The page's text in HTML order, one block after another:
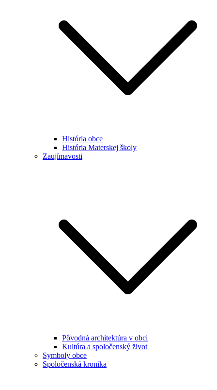
História obce
História Materskej školy
Zaujímavosti
Pôvodná architektúra v obci
Kultúra a spoločenský život
Symboly obce
Spoločenská kronika